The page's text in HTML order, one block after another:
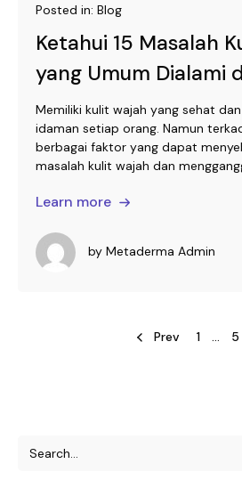
Posted in: Blog
Ketahui 15 Masalah
yang Umum Dialami
Memiliki kulit wajah yang sehat
idaman setiap orang. Namun
berbagai faktor yang dapat
masalah kulit wajah dan
Learn more
by Metaderma Admin
Prev 1 5